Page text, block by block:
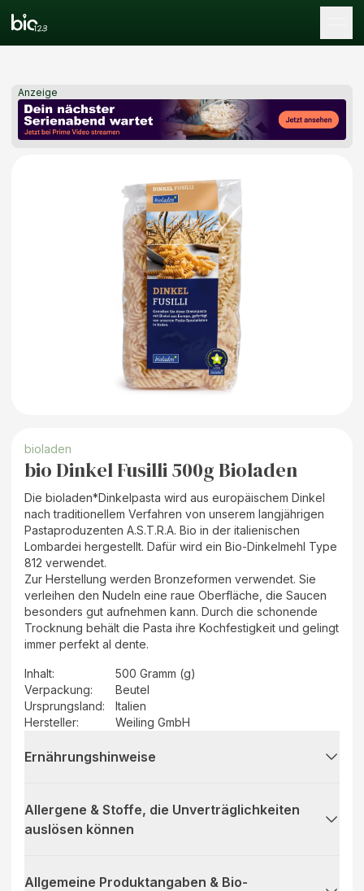
Anzeige
bioladen
bio Dinkel Fusilli 500g Bioladen
Die bioladen*Dinkelpasta wird aus europäischem Dinkel
nach traditionellem Verfahren von unserem langjährigen
Pastaproduzenten A.S.T.R.A. Bio in der italienischen
Lombardei hergestellt. Dafür wird ein Bio-Dinkelmehl Type
812 verwendet.
Zur Herstellung werden Bronzeformen verwendet. Sie
verleihen den Nudeln eine raue Oberfläche, die Saucen
besonders gut aufnehmen kann. Durch die schonende
Trocknung behält die Pasta ihre Kochfestigkeit und gelingt
immer perfekt al dente.
Inhalt:
500 Gramm (g)
Verpackung:
Beutel
Ursprungsland:
Italien
Hersteller: Weiling GmbH
Ernährungshinweise
Allergene & Stoffe, die Unverträglichkeiten
auslösen können
Allgemeine Produktangaben & Bio-